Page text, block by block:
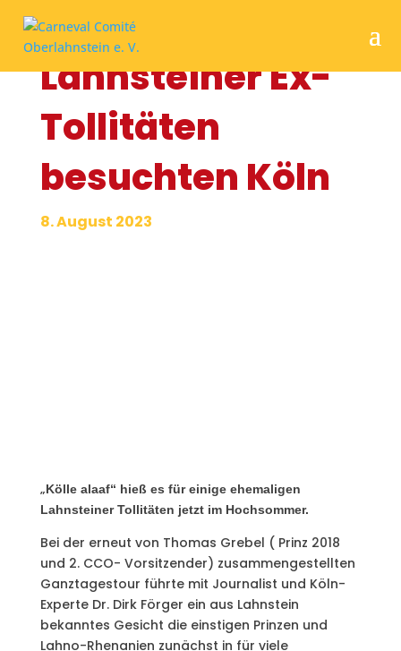
Lahnsteiner Ex-
Tollitäten
besuchten Köln
8. August 2023
„Kölle alaaf“ hieß es für einige ehemaligen
Lahnsteiner Tollitäten jetzt im Hochsommer.
Bei der erneut von Thomas Grebel ( Prinz 2018
und 2. CCO- Vorsitzender) zusammengestellten
Ganztagestour führte mit Journalist und Köln-
Experte Dr. Dirk Förger ein aus Lahnstein
bekanntes Gesicht die einstigen Prinzen und
Lahno-Rhenanien zunächst in für viele